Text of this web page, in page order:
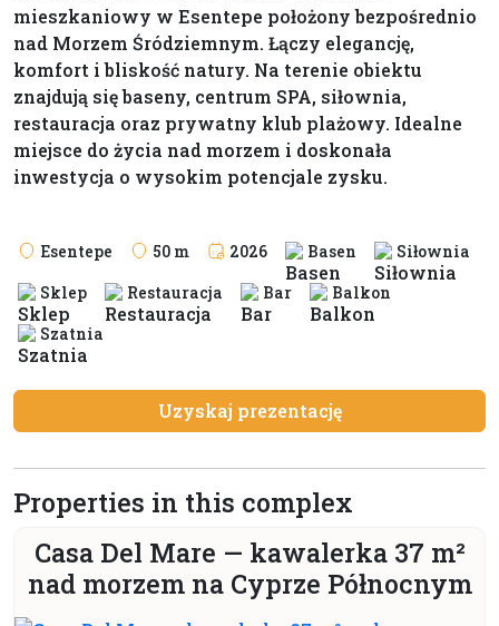
mieszkaniowy w Esentepe położony bezpośrednio
nad Morzem Śródziemnym. Łączy elegancję,
komfort i bliskość natury. Na terenie obiektu
znajdują się baseny, centrum SPA, siłownia,
restauracja oraz prywatny klub plażowy. Idealne
miejsce do życia nad morzem i doskonała
inwestycja o wysokim potencjale zysku.
Esentepe 50 m 2026 Basen
Siłownia
Sklep
Restauracja Bar
Balkon
Szatnia
Uzyskaj prezentację
Properties in this complex
Casa Del Mare — kawalerka 37 m²
nad morzem na Cyprze Północnym